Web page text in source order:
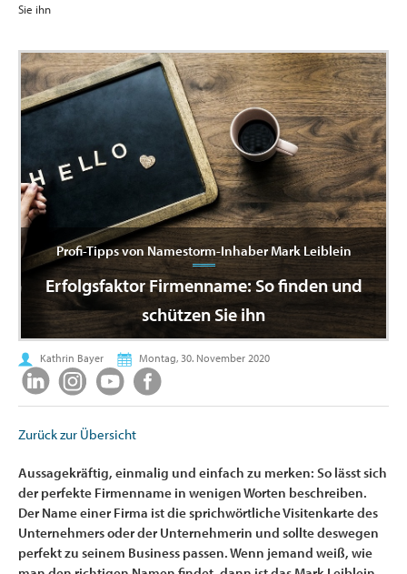
Sie ihn
Profi-Tipps von Namestorm-Inhaber Mark Leiblein
Erfolgsfaktor Firmenname: So finden und
schützen Sie ihn
Kathrin Bayer Montag, 30. November 2020
Zurück zur Übersicht
Aussagekräftig, einmalig und einfach zu merken: So lässt sich
der perfekte Firmenname in wenigen Worten beschreiben.
Der Name einer Firma ist die sprichwörtliche Visitenkarte des
Unternehmers oder der Unternehmerin und sollte deswegen
perfekt zu seinem Business passen. Wenn jemand weiß, wie